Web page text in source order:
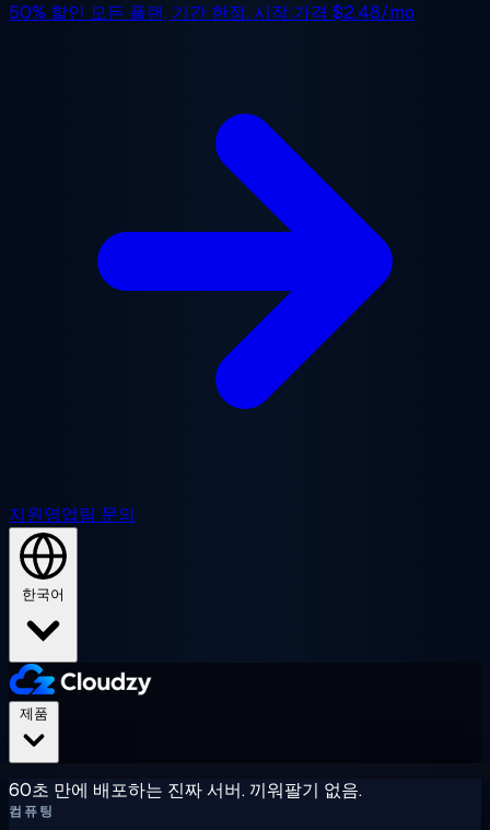
50% 할인 모든 플랜, 기간 한정. 시작 가격 $2.48/mo
지원영업팀 문의
한국어
60초 만에 배포하는 진짜 서버. 끼워팔기 없음.
컴퓨팅